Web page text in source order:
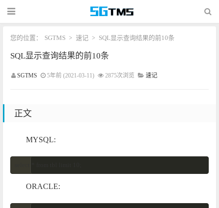
您的位置： SGTMS > 速记 > SQL显示查询结果的前10条
SQL显示查询结果的前10条
SGTMS 5年前 (2021-03-11) 2875次浏览 速记
正文
MYSQL:
ORACLE: